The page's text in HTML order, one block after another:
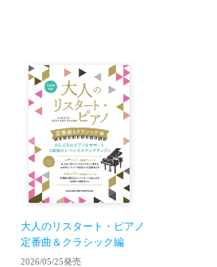
大人のリスタート・ピアノ
定番曲＆クラシック編
2026/05/25発売